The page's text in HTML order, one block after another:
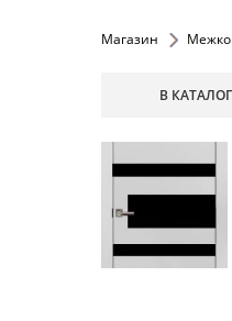
Магазин
В КАТАЛОГ